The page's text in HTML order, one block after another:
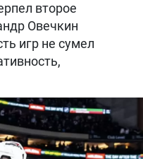
второе
Овечкин
игр не сумел